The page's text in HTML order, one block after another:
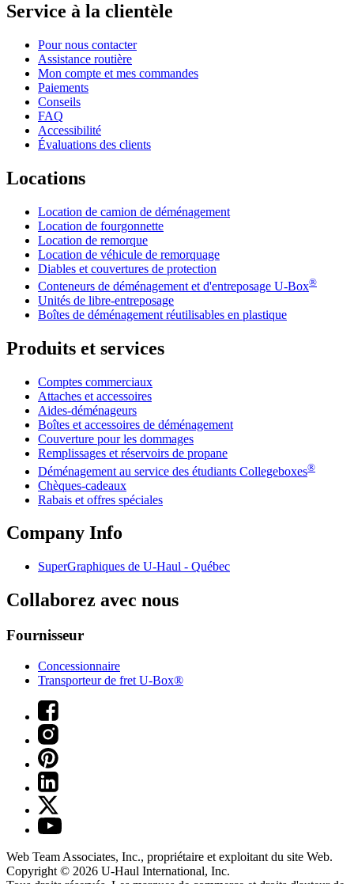
Service à la clientèle
Pour nous contacter
Assistance routière
Mon compte et mes commandes
Paiements
Conseils
FAQ
Accessibilité
Évaluations des clients
Locations
Location de camion de déménagement
Location de fourgonnette
Location de remorque
Location de véhicule de remorquage
Diables et couvertures de protection
Conteneurs de déménagement et d'entreposage U-Box®
Unités de libre-entreposage
Boîtes de déménagement réutilisables en plastique
Produits et services
Comptes commerciaux
Attaches et accessoires
Aides-déménageurs
Boîtes et accessoires de déménagement
Couverture pour les dommages
Remplissages et réservoirs de propane
Déménagement au service des étudiants Collegeboxes®
Chèques-cadeaux
Rabais et offres spéciales
Company Info
SuperGraphiques de U-Haul - Québec
Collaborez avec nous
Fournisseur
Concessionnaire
Transporteur de fret U-Box®
Web Team Associates, Inc., propriétaire et exploitant du site Web.
Copyright © 2026 U-Haul International, Inc.